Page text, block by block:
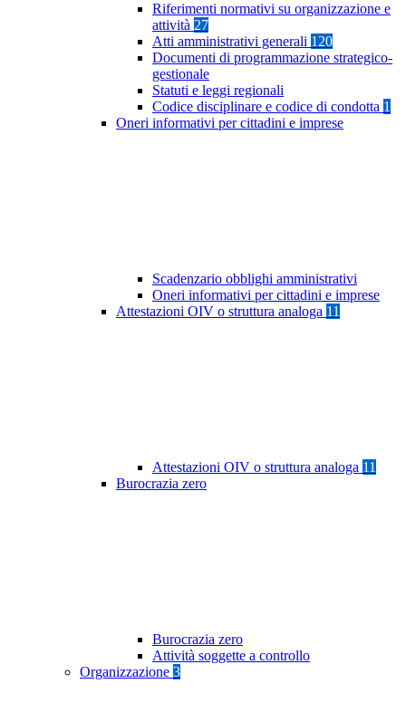
Riferimenti normativi su organizzazione e
attività 27
Atti amministrativi generali 120
Documenti di programmazione strategico-
gestionale
Statuti e leggi regionali
Codice disciplinare e codice di condotta 1
Oneri informativi per cittadini e imprese
Scadenzario obblighi amministrativi
Oneri informativi per cittadini e imprese
Attestazioni OIV o struttura analoga 11
Attestazioni OIV o struttura analoga 11
Burocrazia zero
Burocrazia zero
Attività soggette a controllo
Organizzazione 3